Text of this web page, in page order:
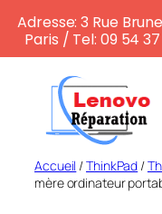
contenu
Accueil /ThinkPad /
mère ordinateur
Adresse: 3 Rue
Paris / Tel: 09 54